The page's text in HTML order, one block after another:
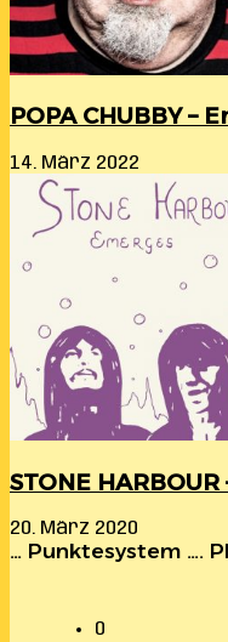
POPA CHUBBY –
14. März 2022
STONE
20. März 2020
… Punktesystem ….
0